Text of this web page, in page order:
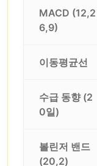
MACD (12,2
6,9)
이동평균선
수급 동향 (2
0일)
볼린저 밴드
(20,2)